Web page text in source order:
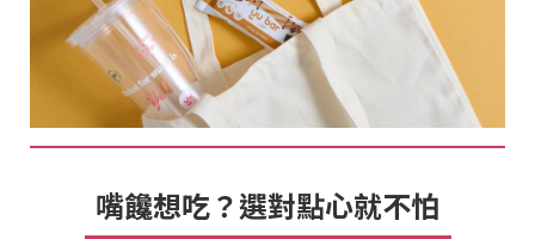
嘴饞想吃？選對點心就不怕